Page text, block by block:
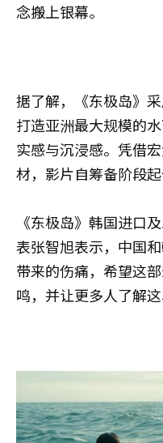
念搬上银幕。
据了解，《东极岛》
打造亚洲最大规模的
实感与沉浸感。凭借
材，影片自筹备阶段起
《东极岛》韩国进口
表张智旭表示，中国
带来的伤痛，希望这
鸣，并让更多人了解